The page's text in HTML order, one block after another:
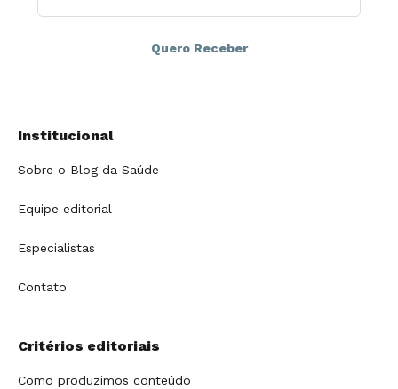
Institucional
Sobre o Blog da Saúde
Equipe editorial
Especialistas
Contato
Critérios editoriais
Como produzimos conteúdo